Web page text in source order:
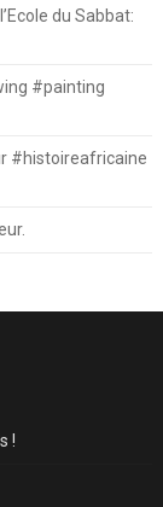
du Sabbat:
#painting
#histoireafricaine
!